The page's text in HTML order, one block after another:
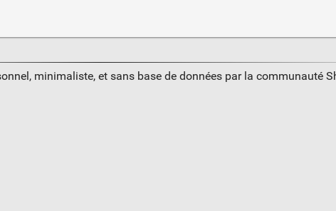
minimaliste, et sans base de données par la communauté